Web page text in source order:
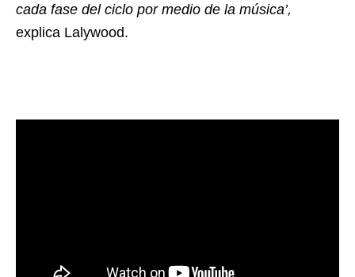
cada fase del ciclo por medio de la música’,
explica Lalywood.